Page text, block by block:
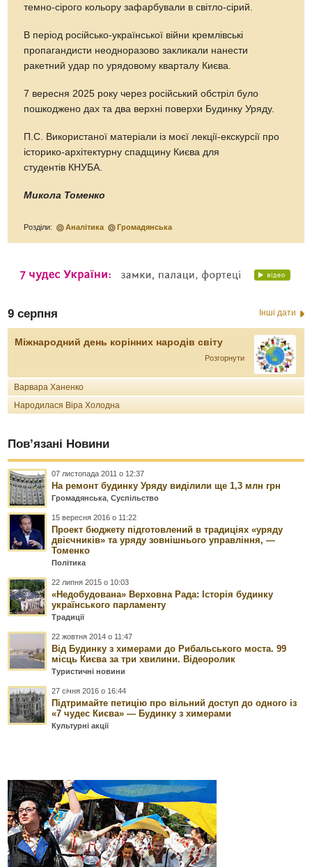
темно-сірого кольору зафарбували в світло-сірий.
В період російсько-української війни кремлівські
пропагандисти неодноразово закликали нанести
ракетний удар по урядовому кварталу Києва.
7 вересня 2025 року через російський обстріл було
пошкоджено дах та два верхні поверхи Будинку Уряду.
П.С. Використаної матеріали із моєї лекції-екскурсії про
історико-архітектурну спадщину Києва для
студентів КНУБА.
Микола Томенко
Розділи: Аналітика Громадянська
9 серпня Інші дати
Міжнародний день корінних народів світу
Розгорнути
Варвара Ханенко
Народилася Віра Холодна
Пов’язані Новини
07 листопада 2011 о 12:37
На ремонт будинку Уряду виділили ще 1,3 млн грн
Громадянська ,Суспільство
15 вересня 2016 о 11:22
Проект бюджету підготовлений в традиціях «уряду
двієчників» та уряду зовнішнього управління, —
Томенко
Політика
22 липня 2015 о 10:03
«Недобудована» Верховна Рада: Історія будинку
українського парламенту
Традиції
22 жовтня 2014 о 11:47
Від Будинку з химерами до Рибальського моста. 99
місць Києва за три хвилини. Відеоролик
Туристичні новини
27 січня 2016 о 16:44
Підтримайте петицію про вільний доступ до одного із
«7 чудес Києва» — Будинку з химерами
Культурні акції